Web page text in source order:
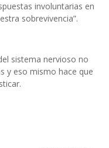
involuntarias en
sobrevivencia”.
sistema nervioso no
y eso mismo hace que